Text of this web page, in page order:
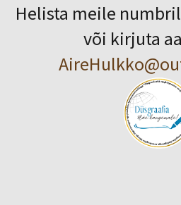
Helista meile
või kirjuta